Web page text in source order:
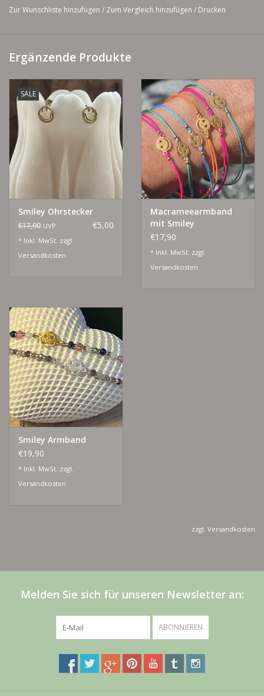
Zur Wunschliste hinzufügen / Zum Vergleich hinzufügen / Drucken
Ergänzende Produkte
SALE
Smiley Ohrstecker
€17,90 UVP €5,00
* Inkl. MwSt. zzgl.
Versandkosten
Macrameearmband
mit Smiley
€17,90
* Inkl. MwSt. zzgl.
Versandkosten
Smiley Armband
€19,90
* Inkl. MwSt. zzgl.
Versandkosten
zzgl. Versandkosten
Melden Sie sich für unseren Newsletter an:
ABONNIEREN